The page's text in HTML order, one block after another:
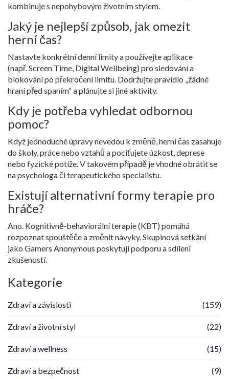
kombinuje s nepohybovým životním stylem.
Jaký je nejlepší způsob, jak omezit
herní čas?
Nastavte konkrétní denní limity a používejte aplikace
(např. Screen Time, Digital Wellbeing) pro sledování a
blokování po překročení limitu. Dodržujte pravidlo „žádné
hraní před spaním“ a plánujte si jiné aktivity.
Kdy je potřeba vyhledat odbornou
pomoc?
Když jednoduché úpravy nevedou k změně, herní čas zasahuje
do školy, práce nebo vztahů a pociťujete úzkost, deprese
nebo fyzické potíže. V takovém případě je vhodné obrátit se
na psychologa či terapeutického specialistu.
Existují alternativní formy terapie pro
hráče?
Ano. Kognitivně‑behaviorální terapie (KBT) pomáhá
rozpoznat spouštěče a změnit návyky. Skupinová setkání
jako Gamers Anonymous poskytují podporu a sdílení
zkušeností.
Kategorie
Zdraví a závislosti (159)
Zdraví a životní styl (22)
Zdraví a wellness (15)
Zdraví a bezpečnost (9)